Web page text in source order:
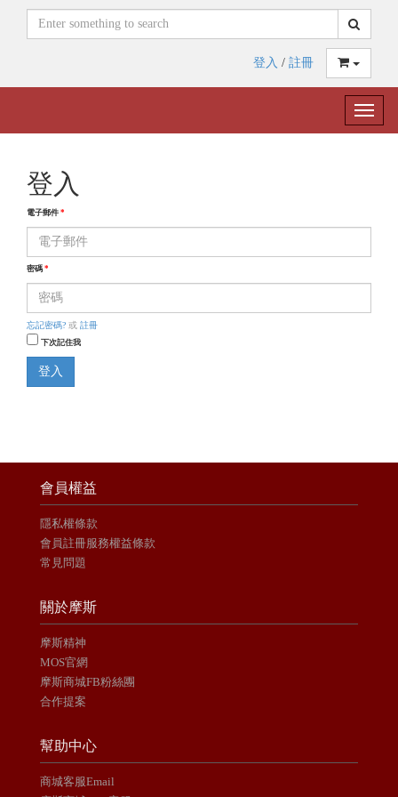
登入 / 註冊
Toggle
登入
電子郵件 *
密碼 *
忘記密碼? 或 註冊
下次記住我
登入
會員權益
隱私權條款
會員註冊服務權益條款
常見問題
關於摩斯
摩斯精神
MOS官網
摩斯商城FB粉絲團
合作提案
幫助中心
商城客服Email